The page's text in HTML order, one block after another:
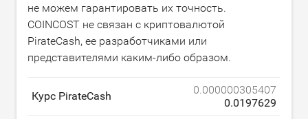
не можем гарантировать их точность.
COINCOST не связан с криптовалютой
PirateCash, ее разработчиками или
представителями каким-либо образом.
Курс PirateCash
0.000000305407
0.0197629